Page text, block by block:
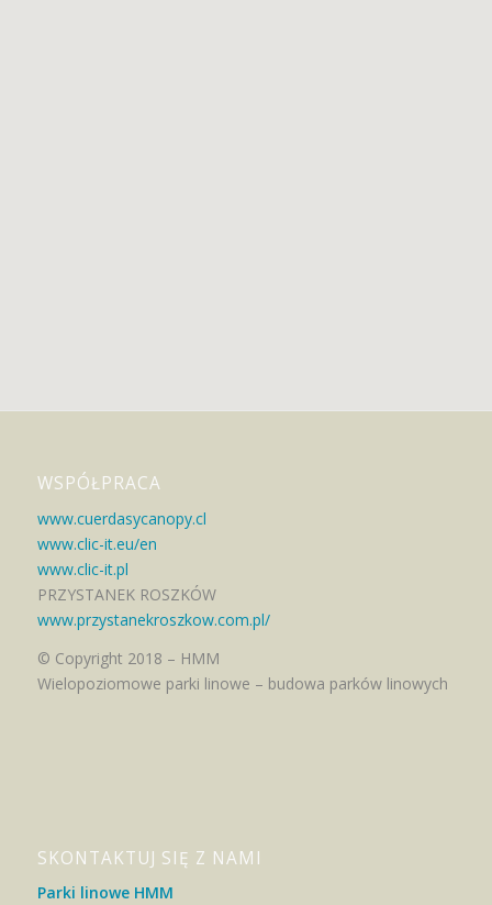
WSPÓŁPRACA
www.cuerdasycanopy.cl
www.clic-it.eu/en
www.clic-it.pl
PRZYSTANEK ROSZKÓW
www.przystanekroszkow.com.pl/
© Copyright 2018 – HMM
Wielopoziomowe parki linowe – budowa parków linowych
SKONTAKTUJ SIĘ Z NAMI
Parki linowe HMM